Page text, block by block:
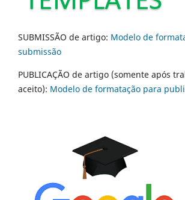
SUBMISSÃO de artigo: Modelo de
submissão
PUBLICAÇÃO de artigo (somente após
aceito): Modelo de formatação para